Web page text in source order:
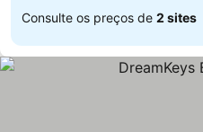
Consulte os preços de 2 sites